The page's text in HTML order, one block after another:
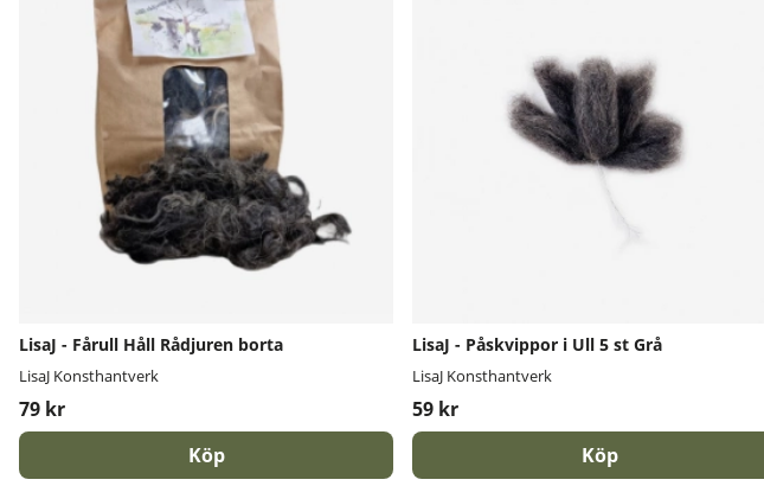
LisaJ - Fårull Håll Rådjuren borta
LisaJ Konsthantverk
79 kr
Köp
LisaJ - Påskvippor i Ull 5 st Grå
LisaJ Konsthantverk
59 kr
Köp